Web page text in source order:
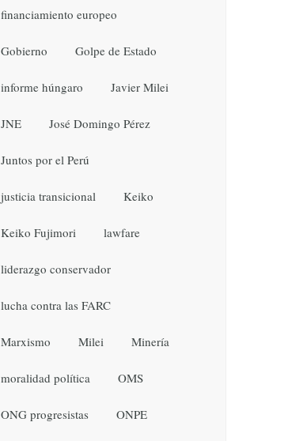
financiamiento europeo
Gobierno Golpe de Estado
informe húngaro Javier Milei
JNE José Domingo Pérez
Juntos por el Perú
justicia transicional Keiko
Keiko Fujimori lawfare
liderazgo conservador
lucha contra las FARC
Marxismo Milei Minería
moralidad política OMS
ONG progresistas ONPE